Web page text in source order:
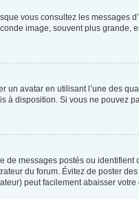
vous consultez les messages
image, souvent plus
avatar en utilisant l’une des
disposition. Si vous ne pouvez
de messages postés ou
du forum. Évitez de poster
peut facilement abaisser